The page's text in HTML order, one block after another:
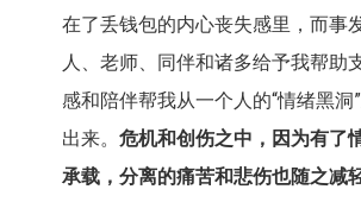
在了丢钱包的内心丧失感里，而事
人、老师、同伴和诸多给予我帮助
感和陪伴帮我从一个人的“情绪黑洞
出来。 危机和创伤之中，因为有了
承载，分离的痛苦和悲伤也随之减